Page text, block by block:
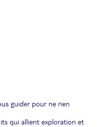
guider pour ne rien
qui allient exploration et